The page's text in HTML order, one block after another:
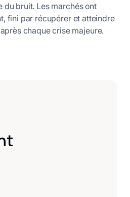
du bruit. Les marchés ont
fini par récupérer et atteindre
chaque crise majeure.